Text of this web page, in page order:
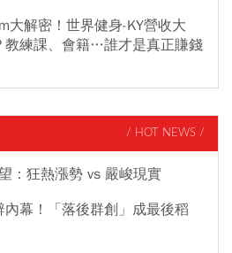
大解密！世界健身-KY營收大
教練課、會籍…誰才是真正賺錢
/ HOT NEWS /
：狂熱漲勢 vs 嚴峻現實
幕！「落後群創」成最後稻